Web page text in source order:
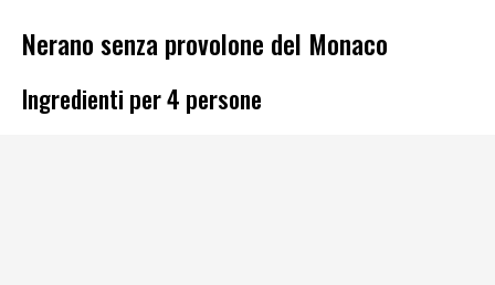
Nerano senza provolone del Monaco
Ingredienti per 4 persone